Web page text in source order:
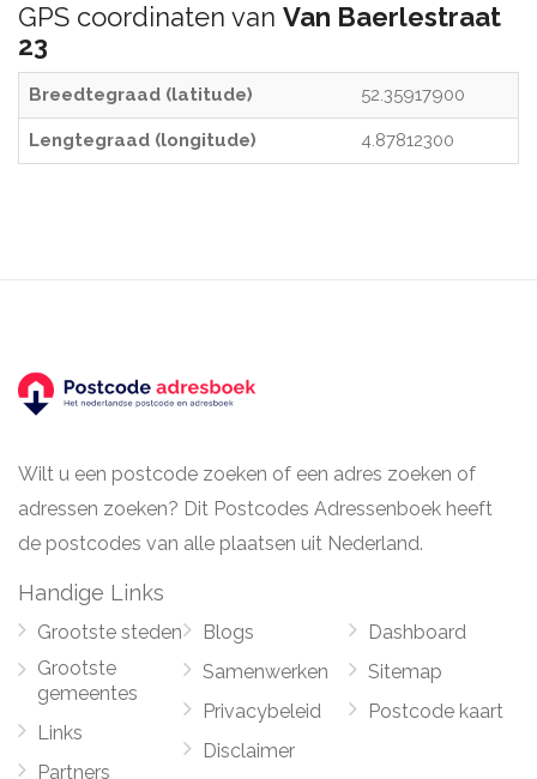
GPS coordinaten van Van Baerlestraat
23
Breedtegraad (latitude) 52.35917900
Lengtegraad (longitude) 4.87812300
Wilt u een postcode zoeken of een adres zoeken of
adressen zoeken? Dit Postcodes Adressenboek heeft
de postcodes van alle plaatsen uit Nederland.
Handige Links
Grootste steden
Grootste
gemeentes
Links
Partners
Blogs
Samenwerken
Privacybeleid
Disclaimer
Dashboard
Sitemap
Postcode kaart